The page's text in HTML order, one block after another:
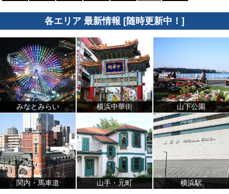
各エリア 最新情報 [随時更新中！]
みなとみらい 横浜中華街 山下公園
関内・馬車道 山手・元町 横浜駅